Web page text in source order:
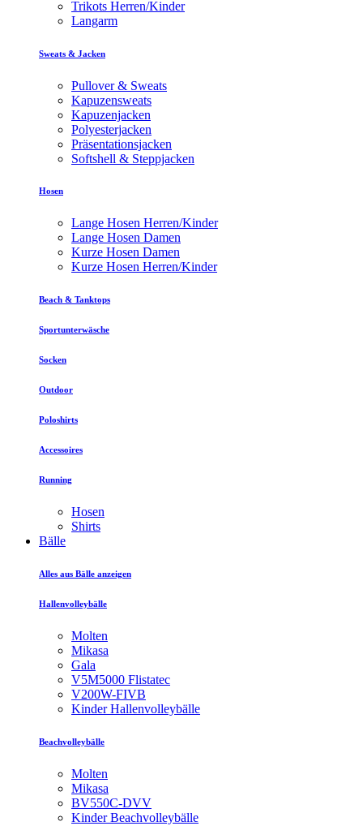
Trikots Herren/Kinder
Langarm
Sweats & Jacken
Pullover & Sweats
Kapuzensweats
Kapuzenjacken
Polyesterjacken
Präsentationsjacken
Softshell & Steppjacken
Hosen
Lange Hosen Herren/Kinder
Lange Hosen Damen
Kurze Hosen Damen
Kurze Hosen Herren/Kinder
Beach & Tanktops
Sportunterwäsche
Socken
Outdoor
Poloshirts
Accessoires
Running
Hosen
Shirts
Bälle
Alles aus Bälle anzeigen
Hallenvolleybälle
Molten
Mikasa
Gala
V5M5000 Flistatec
V200W-FIVB
Kinder Hallenvolleybälle
Beachvolleybälle
Molten
Mikasa
BV550C-DVV
Kinder Beachvolleybälle